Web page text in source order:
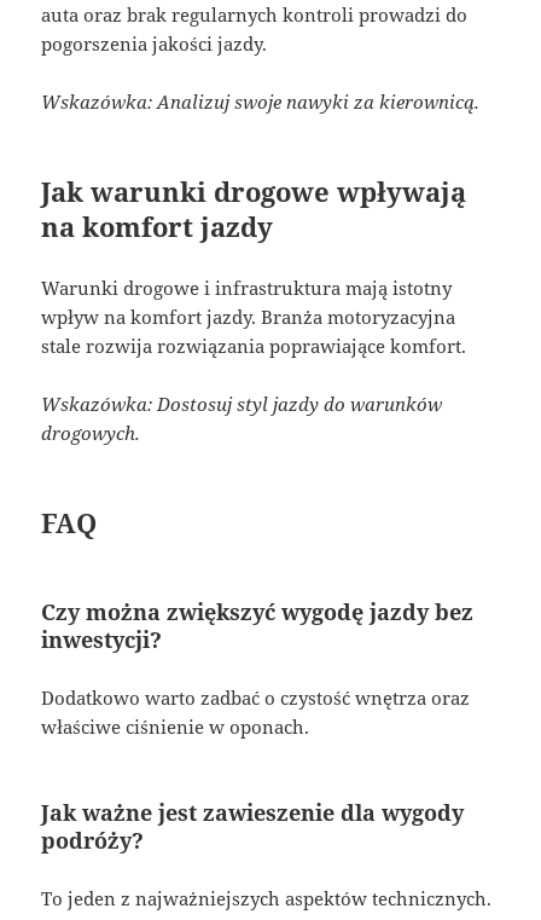
auta oraz brak regularnych kontroli prowadzi do
pogorszenia jakości jazdy.
Wskazówka: Analizuj swoje nawyki za kierownicą.
Jak warunki drogowe wpływają
na komfort jazdy
Warunki drogowe i infrastruktura mają istotny
wpływ na komfort jazdy. Branża motoryzacyjna
stale rozwija rozwiązania poprawiające komfort.
Wskazówka: Dostosuj styl jazdy do warunków
drogowych.
FAQ
Czy można zwiększyć wygodę jazdy bez
inwestycji?
Dodatkowo warto zadbać o czystość wnętrza oraz
właściwe ciśnienie w oponach.
Jak ważne jest zawieszenie dla wygody
podróży?
To jeden z najważniejszych aspektów technicznych.